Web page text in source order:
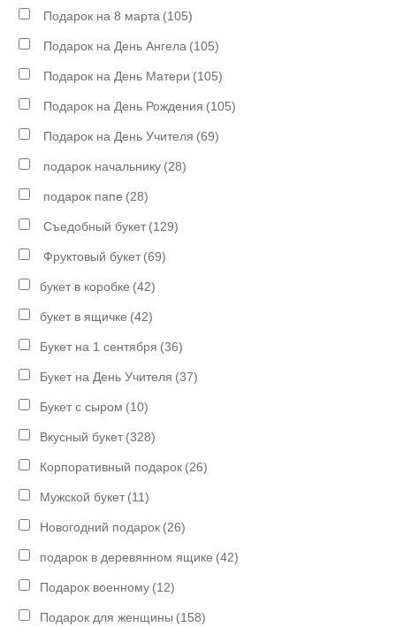
Подарок на 8 марта (105)
Подарок на День Ангела (105)
Подарок на День Матери (105)
Подарок на День Рождения (105)
Подарок на День Учителя (69)
подарок начальнику (28)
подарок папе (28)
Съедобный букет (129)
Фруктовый букет (69)
букет в коробке (42)
букет в ящичке (42)
Букет на 1 сентября (36)
Букет на День Учителя (37)
Букет с сыром (10)
Вкусный букет (328)
Корпоративный подарок (26)
Мужской букет (11)
Новогодний подарок (26)
подарок в деревянном ящике (42)
Подарок военному (12)
Подарок для женщины (158)